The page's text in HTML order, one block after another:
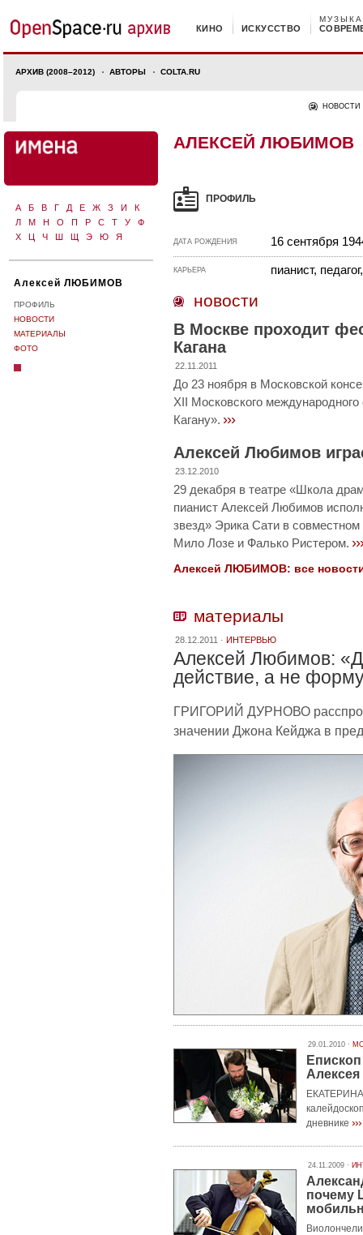
КИНО ИСКУССТВО
МУЗЫКА
АРХИВ (2008–2012) АВТОРЫ COLTA.RU
НОВОСТИ
А Б В Г Д Е Ж З И
К
Л
М Н О П Р С Т У
Ф
Х
Ц Ч Ш Щ Э Ю Я
Алексей ЛЮБИМОВ
ПРОФИЛЬ
НОВОСТИ
МАТЕРИАЛЫ
ФОТО
АЛЕКСЕЙ ЛЮБИМОВ
ПРОФИЛЬ
ДАТА РОЖДЕНИЯ 16 сентября
КАРЬЕРА пианист,
новости
В Москве проходит
Кагана
22.11.2011
До 23 ноября в Московской
XII Московского
Кагану». ›››
Алексей Любимов
23.12.2010
29 декабря в театре «Школа
пианист Алексей Любимов
звезд» Эрика Сати в
Мило Лозе и Фалько Ристером. ›››
Алексей ЛЮБИМОВ: все новости
материалы
28.12.2011 · ИНТЕРВЬЮ
Алексей Любимов:
действие, а не
ГРИГОРИЙ ДУРНОВО
значении Джона Кейджа в
29.01.2010 ·
дневнике ›››
24.11.2009 ·
почему